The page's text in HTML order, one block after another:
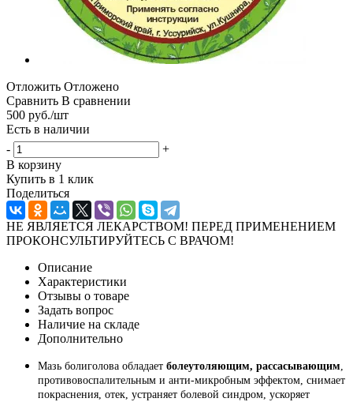
Отложить Отложено
Сравнить В сравнении
500 руб./шт
Есть в наличии
-
+
В корзину
Купить в 1 клик
Поделиться
НЕ ЯВЛЯЕТСЯ ЛЕКАРСТВОМ! ПЕРЕД ПРИМЕНЕНИЕМ
ПРОКОНСУЛЬТИРУЙТЕСЬ С ВРАЧОМ!
Описание
Характеристики
Отзывы о товаре
Задать вопрос
Наличие на складе
Дополнительно
Мазь болиголова обладает болеутоляющим, рассасывающим
противовоспалительным и анти-микробным эффектом, снимает
покраснения, отек, устраняет болевой синдром, ускоряет